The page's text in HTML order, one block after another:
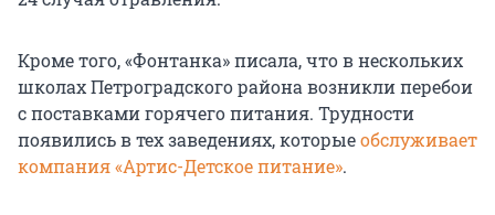
Кроме того, «Фонтанка» писала, что в нескольких
школах Петроградского района возникли перебои
с поставками горячего питания. Трудности
появились в тех заведениях, которыеобслуживает
компания «Артис-Детское питание».